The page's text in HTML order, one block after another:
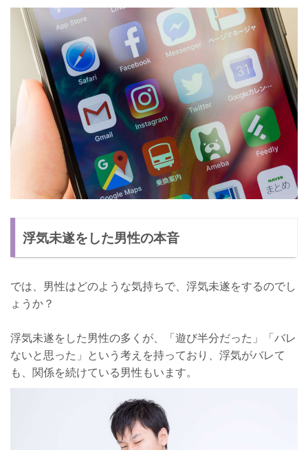
浮気未遂をした男性の本音
では、男性はどのような気持ちで、浮気未遂をするのでし
ょうか？
浮気未遂をした男性の多くが、「遊び半分だった」「バレ
ないと思った」という考えを持っており、浮気がバレて
も、関係を続けている男性もいます。